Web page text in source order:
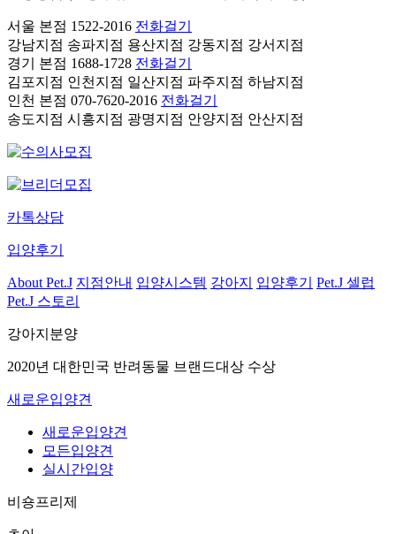
서울 본점 1522-2016 전화걸기
강남지점 송파지점 용산지점 강동지점 강서지점
경기 본점 1688-1728 전화걸기
김포지점 인천지점 일산지점 파주지점 하남지점
인천 본점 070-7620-2016 전화걸기
송도지점 시흥지점 광명지점 안양지점 안산지점
카톡상담
입양후기
About Pet.J 지점안내 입양시스템 강아지 입양후기
Pet.J 셀럽
Pet.J 스토리
강아지분양
2020년 대한민국 반려동물 브랜드대상 수상
새로운입양견
새로운입양견
모든입양견
실시간입양
비숑프리제